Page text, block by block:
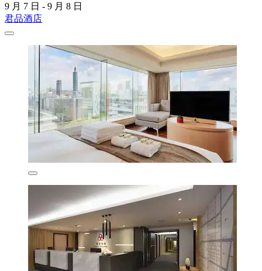
9 月 7 日 - 9 月 8 日
君品酒店